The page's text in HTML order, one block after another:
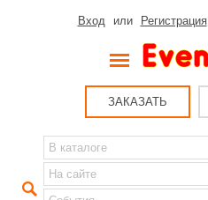
Вход или Регистрация
ЗАКАЗАТЬ